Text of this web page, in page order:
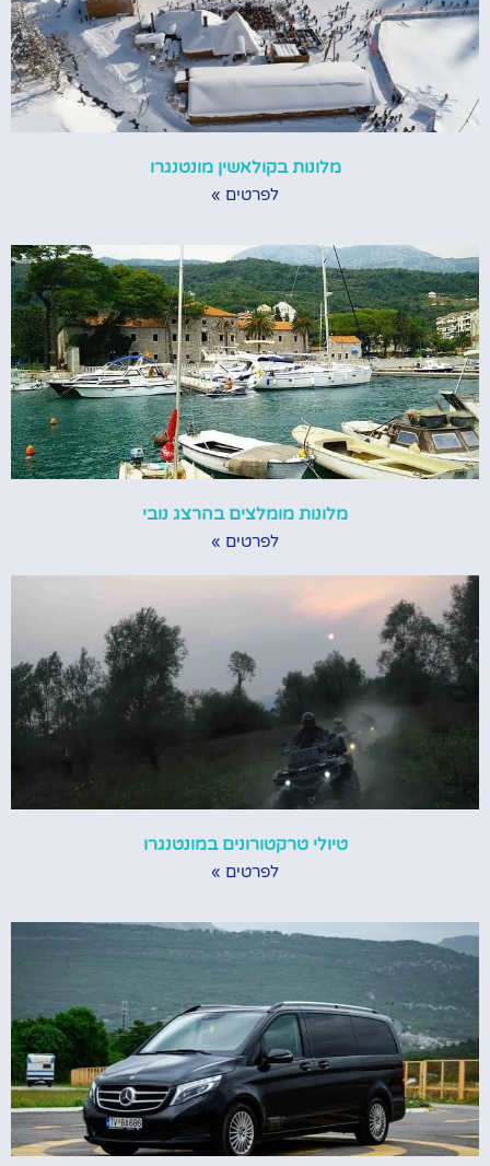
מלונות בקולאשין מונטנגרו
לפרטים »
מלונות מומלצים בהרצג נובי
לפרטים »
טיולי טרקטורונים במונטנגרו
לפרטים »